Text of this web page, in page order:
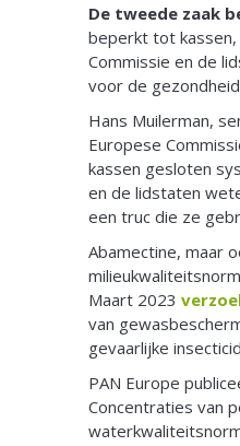
De tweede zaak
beperkt tot
Commissie en de
voor de
Hans Muilerman,
Europese
kassen gesloten
en de lidstaten
een truc die ze
Abamectine, maar
Maart 2023
van
gevaarlijke
PAN Europe
Concentraties van